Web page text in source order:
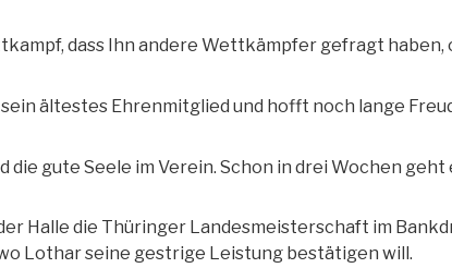
dass Ihn andere Wettkämpfer gefragt haben,
ältestes Ehrenmitglied und hofft noch lange
die gute Seele im Verein. Schon in drei Wochen geht
Halle die Thüringer Landesmeisterschaft im
Lothar seine gestrige Leistung bestätigen will.